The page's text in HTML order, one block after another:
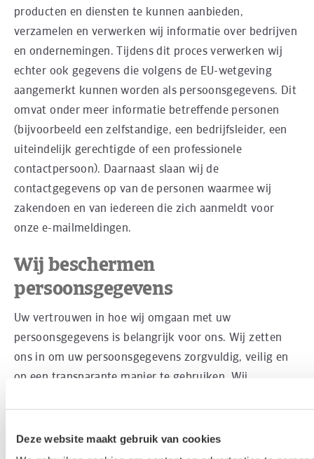
Deze website maakt gebruik van cookies
producten en diensten te kunnen aanbieden,
verzamelen en verwerken wij informatie over bedrijven
en ondernemingen. Tijdens dit proces verwerken wij
echter ook gegevens die volgens de EU-wetgeving
aangemerkt kunnen worden als persoonsgegevens. Dit
omvat onder meer informatie betreffende personen
(bijvoorbeeld een zelfstandige, een bedrijfsleider, een
uiteindelijk gerechtigde of een professionele
contactpersoon). Daarnaast slaan wij de
contactgegevens op van de personen waarmee wij
zakendoen en van iedereen die zich aanmeldt voor
onze e-mailmeldingen.
Wij beschermen
persoonsgegevens
Uw vertrouwen in hoe wij omgaan met uw
persoonsgegevens is belangrijk voor ons. Wij zetten
ons in om uw persoonsgegevens zorgvuldig, veilig en
op een transparante manier te gebruiken. Wij
onze websites, applicaties en portals gebruikt of zich
aanmeldt voor onze nieuwsbrief. Wij zetten ons tevens